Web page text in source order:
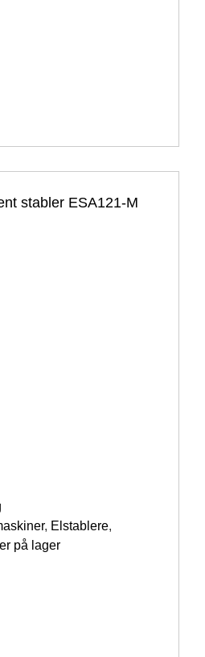
, Elstablere,
på lager